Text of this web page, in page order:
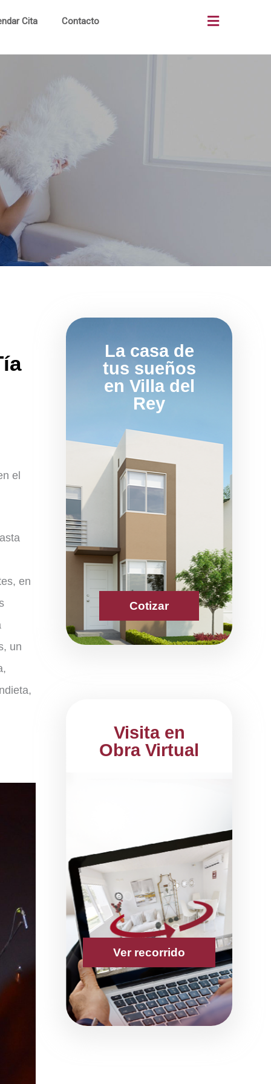
Cita Contacto
el
en
un
La casa de
tus sueños
en Villa del
Rey
Cotizar
Visita en
Obra Virtual
Ver recorrido